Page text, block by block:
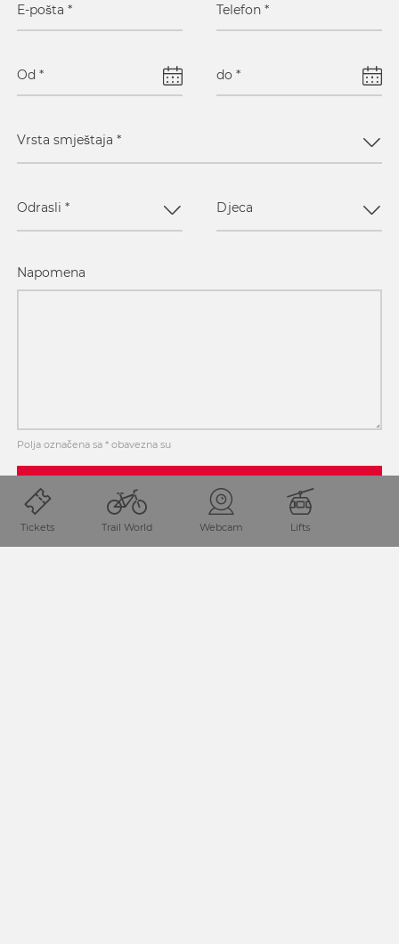
Tickets Trail World Webcam Lifts
E-pošta * Telefon *
Od * do *
Vrsta smještaja *
Odrasli * Djeca
Napomena
Polja označena sa * obavezna su
POŠALJITE UPIT!
PODIJELITE STRANICU